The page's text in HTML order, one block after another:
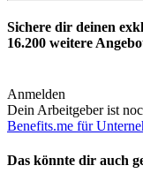
Sichere dir deinen
16.200 weitere
Anmelden
Dein Arbeitgeber ist
Benefits.me für
Das könnte dir auch